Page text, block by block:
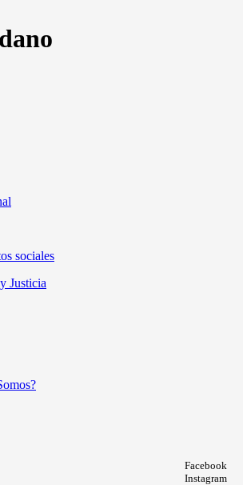
sociales
Justicia
Facebook
Instagram